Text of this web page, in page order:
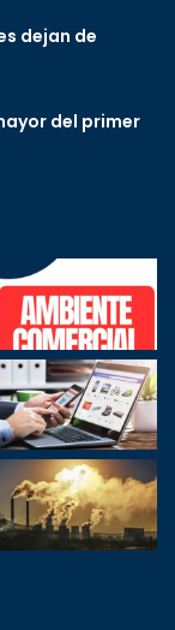
dejan de
del primer